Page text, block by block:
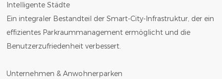
Intelligente Städte
Ein integraler Bestandteil der Smart-City-Infrastruktur, der ein
effizientes Parkraummanagement ermöglicht und die
Benutzerzufriedenheit verbessert.
Unternehmen & Anwohnerparken